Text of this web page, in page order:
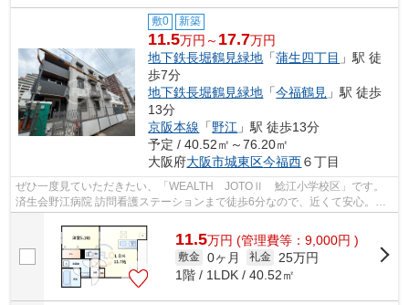
敷0 新築
11.5万円～ 17.7万円
地下鉄長堀鶴見緑地 「蒲生四丁目 」駅 徒
歩7分
地下鉄長堀鶴見緑地 「今福鶴見 」駅 徒歩
13分
京阪本線 「野江 」駅 徒歩13分
予定 / 40.52㎡～76.20㎡
大阪府大阪市城東区今福西６丁目
ぜひ一度見ていただきたい、「WEALTH JOTOⅡ 鯰江小学校区」です。
済生会野江病院 訪問看護ステーションまで徒歩6分なので、近くて安心。こ
11.5万円 (管理費等：9,000円 )
敷金 0ヶ月 礼金
25万円
1階 / 1LDK / 40.52㎡